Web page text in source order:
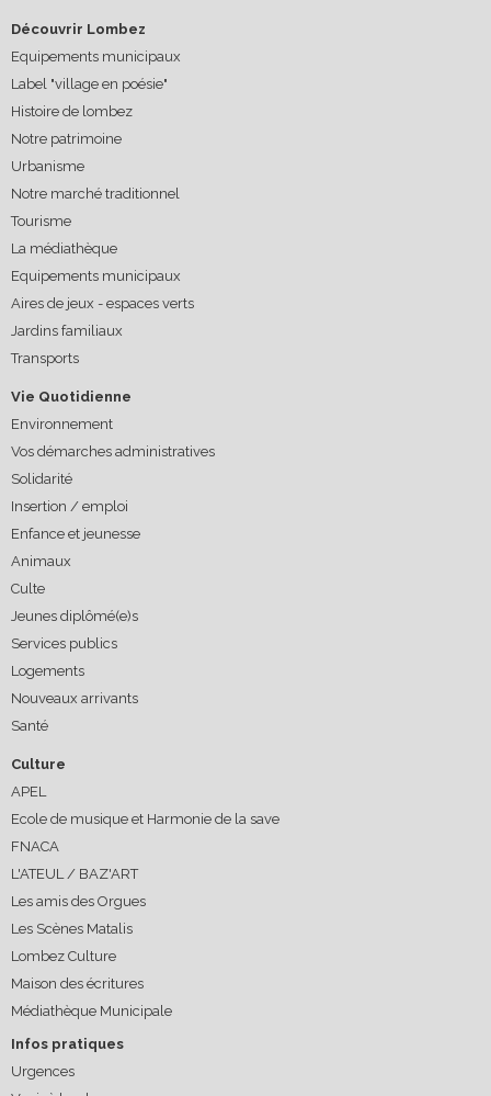
Découvrir Lombez
Equipements municipaux
Label "village en poésie"
Histoire de lombez
Notre patrimoine
Urbanisme
Notre marché traditionnel
Tourisme
La médiathèque
Equipements municipaux
Aires de jeux - espaces verts
Jardins familiaux
Transports
Vie Quotidienne
Environnement
Vos démarches administratives
Solidarité
Insertion / emploi
Enfance et jeunesse
Animaux
Culte
Jeunes diplômé(e)s
Services publics
Logements
Nouveaux arrivants
Santé
Culture
APEL
Ecole de musique et Harmonie de la save
FNACA
L'ATEUL / BAZ'ART
Les amis des Orgues
Les Scènes Matalis
Lombez Culture
Maison des écritures
Médiathèque Municipale
Infos pratiques
Urgences